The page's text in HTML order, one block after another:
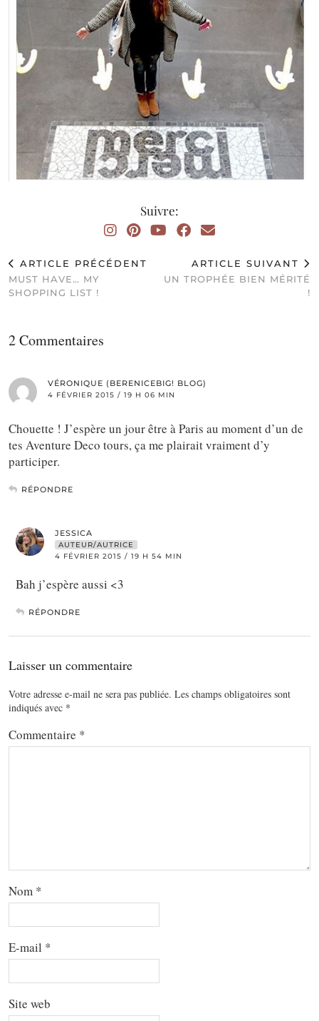
Suivre:
ARTICLE PRÉCÉDENT
MUST HAVE… MY
SHOPPING LIST !
ARTICLE SUIVANT
UN TROPHÉE BIEN MÉRITÉ
!
2 Commentaires
VÉRONIQUE (BERENICEBIG! BLOG)
4 FÉVRIER 2015 / 19 H 06 MIN
Chouette ! J’espère un jour être à Paris au moment d’un de
tes Aventure Deco tours, ça me plairait vraiment d’y
participer.
RÉPONDRE
JESSICA
AUTEUR/AUTRICE
4 FÉVRIER 2015 / 19 H 54 MIN
Bah j’espère aussi <3
RÉPONDRE
Laisser un commentaire
Votre adresse e-mail ne sera pas publiée. Les champs obligatoires sont
indiqués avec *
Commentaire *
Nom *
E-mail *
Site web